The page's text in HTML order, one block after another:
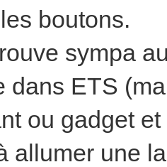
boutons.
sympa
dans ETS
ou gadget
allumer une